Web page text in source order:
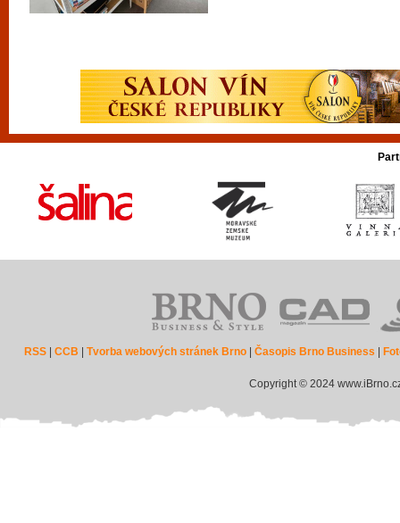
RSS |CCB |Tvorba webových stránek Brno |Časopis Brno Business
Copyright © 2024